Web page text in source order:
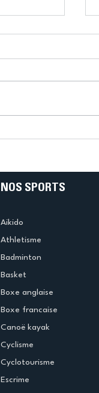
NOS SPORTS
Aikido
Athletisme
Badminton
Basket
Boxe anglaise
Boxe francaise
Canoë kayak
Cyclisme
Cyclotourisme
Escrime